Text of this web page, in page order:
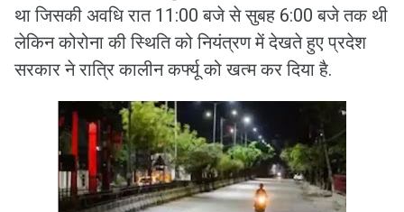
था जिसकी अवधि रात 11:00 बजे से सुबह 6:00 बजे तक थी
लेकिन कोरोना की स्थिति को नियंत्रण में देखते हुए प्रदेश
सरकार ने रात्रि कालीन कर्फ्यू को खत्म कर दिया है.